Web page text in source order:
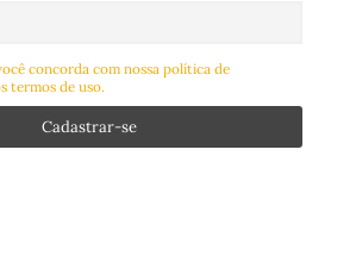
concorda com nossa política de
termos de uso.